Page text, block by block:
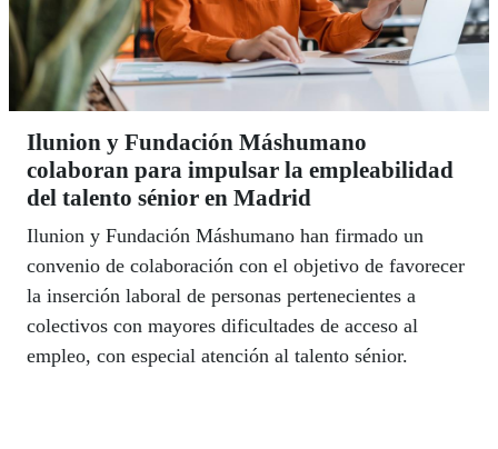
Ilunion y Fundación Máshumano
colaboran para impulsar la empleabilidad
del talento sénior en Madrid
Ilunion y Fundación Máshumano han firmado un
convenio de colaboración con el objetivo de favorecer
la inserción laboral de personas pertenecientes a
colectivos con mayores dificultades de acceso al
empleo, con especial atención al talento sénior.